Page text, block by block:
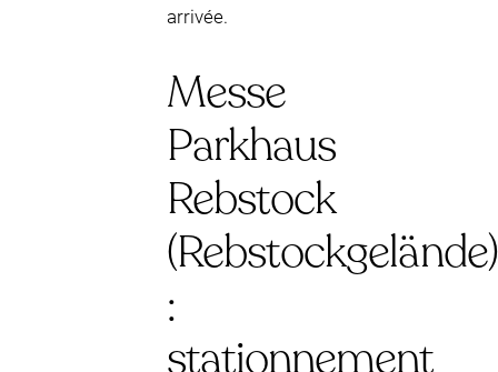
arrivée.
Messe
Parkhaus
Rebstock
(Rebstockgelände)
:
stationnement